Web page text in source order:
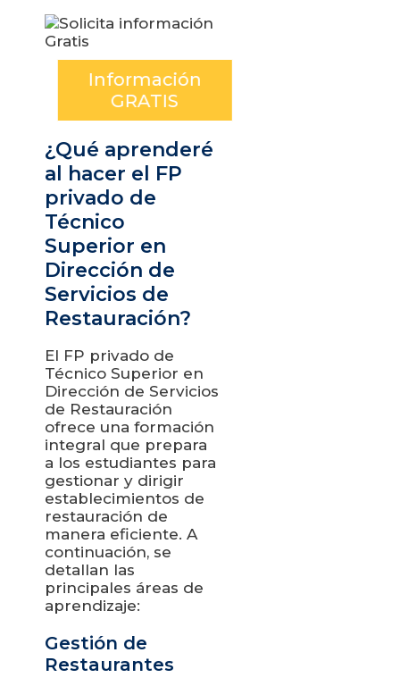
Información
GRATIS
¿Qué aprenderé
al hacer el FP
privado de
Técnico
Superior en
Dirección de
Servicios de
Restauración?
El FP privado de
Técnico Superior en
Dirección de Servicios
de Restauración
ofrece una formación
integral que prepara
a los estudiantes para
gestionar y dirigir
establecimientos de
restauración de
manera eficiente. A
continuación, se
detallan las
principales áreas de
aprendizaje:
Gestión de
Restaurantes